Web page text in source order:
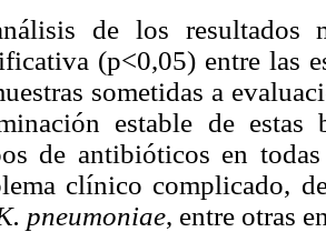
de los resultados
(p<0,05) entre las
sometidas a
estable de
de antibióticos en
clínico complicado,
pneumoniae, entre otras